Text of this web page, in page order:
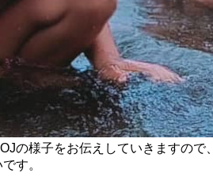
の様子をお伝えしていきますので、
す。